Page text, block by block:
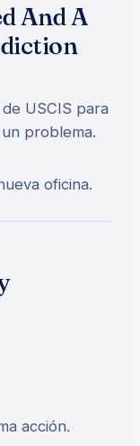
And A
USCIS para
problema.
oficina.
acción.